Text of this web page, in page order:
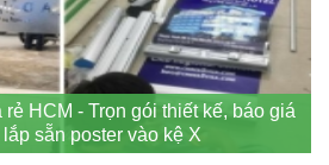
HCM - Trọn gói thiết kế, báo giá
lắp sẵn poster vào kệ X